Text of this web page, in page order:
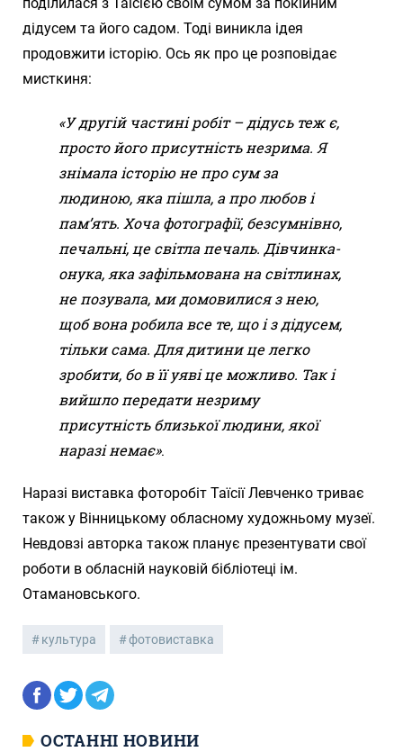
дідусем та його садом. Тоді виникла ідея
продовжити історію. Ось як про це розповідає
мисткиня:
«У другій частині робіт – дідусь теж є,
просто його присутність незрима. Я
знімала історію не про сум за
людиною, яка пішла, а про любов і
пам’ять. Хоча фотографії, безсумнівно,
печальні, це світла печаль. Дівчинка-
онука, яка зафільмована на світлинах,
не позувала, ми домовилися з нею,
щоб вона робила все те, що і з дідусем,
тільки сама. Для дитини це легко
зробити, бо в її уяві це можливо. Так і
вийшло передати незриму
присутність близької людини, якої
наразі немає».
Наразі виставка фоторобіт Таїсії Левченко триває
також у Вінницькому обласному художньому музеї.
Невдовзі авторка також планує презентувати свої
роботи в обласній науковій бібліотеці ім.
Отамановського.
культура фотовиставка
ОСТАННІ НОВИНИ